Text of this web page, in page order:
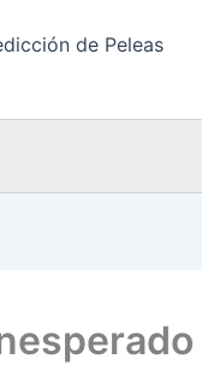
de Peleas